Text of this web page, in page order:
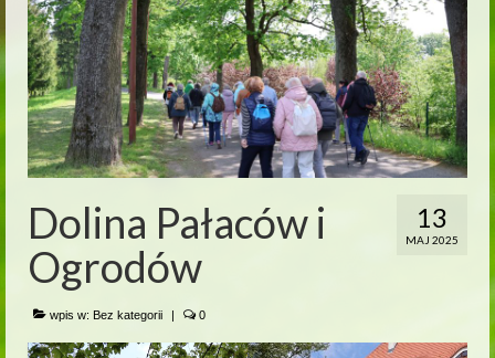
13
MAJ 2025
Dolina Pałaców i
Ogrodów
wpis w: Bez kategorii | 0